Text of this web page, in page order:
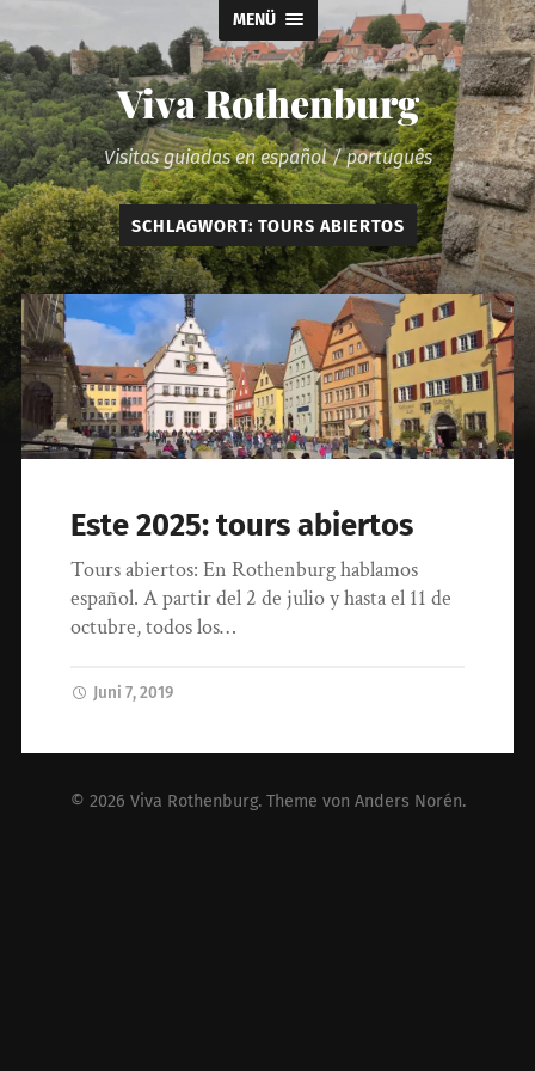
MENÜ
Viva Rothenburg
Visitas guiadas en español / português
SCHLAGWORT: TOURS ABIERTOS
Este 2025: tours abiertos
Tours abiertos: En Rothenburg hablamos
español. A partir del 2 de julio y hasta el 11 de
octubre, todos los…
Juni 7, 2019
© 2026 Viva Rothenburg. Theme von Anders Norén.